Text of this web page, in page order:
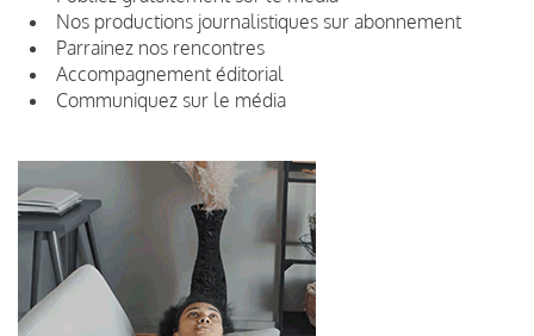
Nos productions journalistiques sur abonnement
Parrainez nos rencontres
Accompagnement éditorial
Communiquez sur le média